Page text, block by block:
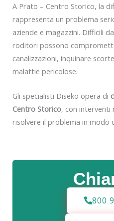
800
A Prato – Centro Storico, la
rappresenta un problema
aziende e magazzini. Difficili
roditori possono
canalizzazioni, inquinare
malattie pericolose.
Gli specialisti Diseko opera di
Centro Storico, con
risolvere il problema in modo